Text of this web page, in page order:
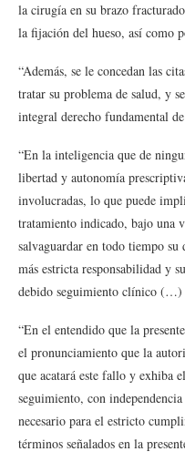
la cirugía en su brazo
la fijación del hueso, así como
“Además, se le concedan las
tratar su problema de salud, y
integral derecho fundamental
“En la inteligencia que de
libertad y autonomía
involucradas, lo que puede
tratamiento indicado, bajo una
salvaguardar en todo tiempo
más estricta responsabilidad y
debido seguimiento clínico (…)
“En el entendido que la
el pronunciamiento que la
que acatará este fallo y exhiba
seguimiento, con
necesario para el estricto
términos señalados en la